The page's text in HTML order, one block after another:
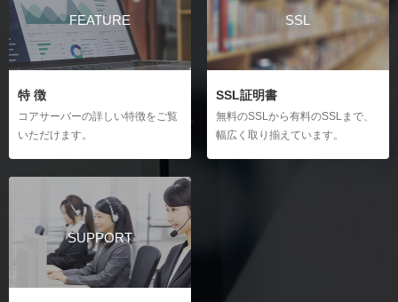
FEATURE
特 徴
コアサーバーの詳しい特徴をご覧
いただけます。
SSL
SSL証明書
無料のSSLから有料のSSLまで、
幅広く取り揃えています。
SUPPORT